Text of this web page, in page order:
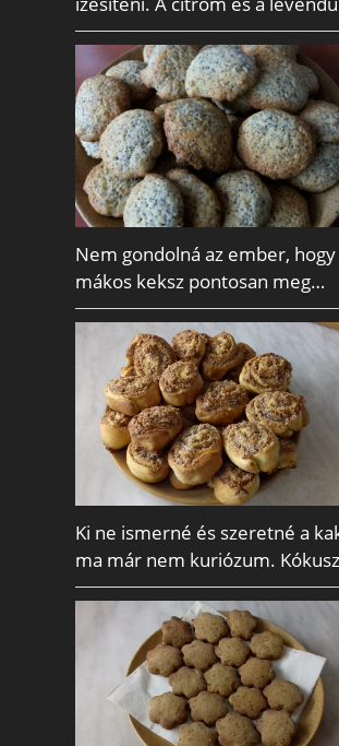
Nem gondolná az ember,
mákos keksz pontosan meg…
Ki ne ismerné és szeretné a
ma már nem kuriózum.